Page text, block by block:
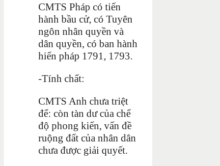
CMTS Pháp có tiến
hành bầu cử, có Tuyên
ngôn nhân quyền và
dân quyền, có ban hành
hiến pháp 1791, 1793.
-Tính chất:
CMTS Anh chưa triệt
để: còn tàn dư của chế
độ phong kiến, vấn đề
ruộng đất của nhân dân
chưa được giải quyết.